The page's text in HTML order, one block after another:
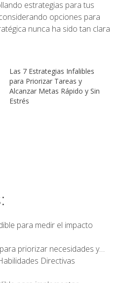
estrategias para tus
opciones para
nunca ha sido tan clara
Las 7 Estrategias Infalibles
para Priorizar Tareas y
Alcanzar Metas Rápido y Sin
Estrés
para medir el impacto
priorizar necesidades y…
Directivas